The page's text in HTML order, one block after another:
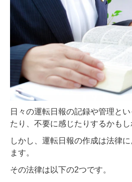
日々の運転日報の記録や管理と
たり、不要に感じたりするかもし
しかし、運転日報の作成は法律
ます。
その法律は以下の2つです。